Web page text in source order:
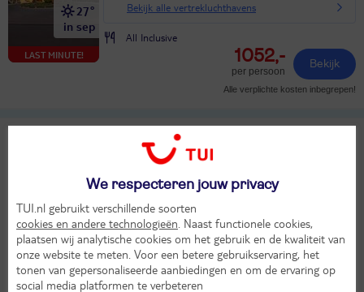
LAST MINUTE!
27°
in sep
Bekijk alle vertrekluchthavens
All Inclusive
1052,-
per persoon
Bekijk
Alle verplichte kosten inbegrepen!
TUI classificatie Hotel
Kreta Kreta Centraal Chersonissos
24°
8 dagen (7 nachten)
Vanaf Amsterdam
Bekijk alle vertrekluchthavens
We respecteren jouw privacy
TUI.nl gebruikt verschillende soorten
cookies en andere technologieën . Naast functionele cookies,
plaatsen wij analytische cookies om het gebruik en de kwaliteit van
onze website te meten. Voor een betere gebruikservaring, het
tonen van gepersonaliseerde aanbiedingen en om de ervaring op
social media platformen te verbeteren